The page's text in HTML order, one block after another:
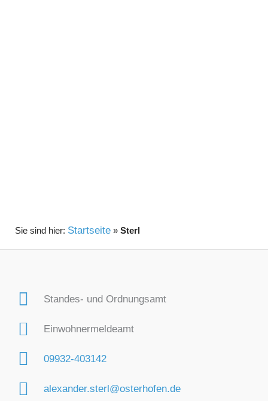
Startseite» Sterl
Standes- und Ordnungsamt
Einwohnermeldeamt
09932-403142
alexander.sterl@osterhofen.de